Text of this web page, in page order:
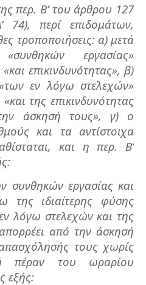
περ. Β’ του άρθρου 127
74), περί επιδομάτων,
τροποποιήσεις: α) μετά
εργασίας»
«και επικινδυνότητας», β)
εν λόγω στελεχών»
«και της επικινδυνότητας
άσκησή τους», γ) ο
και τα αντίστοιχα
και η περ. Β’
συνθηκών εργασίας και
της ιδιαίτερης φύσης
λόγω στελεχών και της
από την άσκησή
τους χωρίς
πέραν του ωραρίου
εξής: